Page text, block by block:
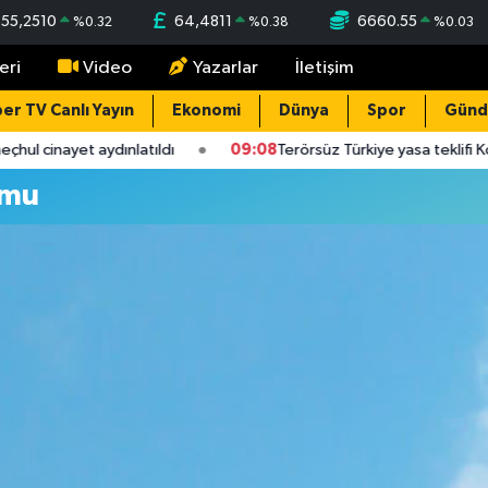
55,2510 %0.32 64,4811 %0.38 6660.55 %0.03
Video Yazarlar İletişim
TV Canlı Yayın Ekonomi Dünya Spor
cinayet aydınlatıldı 09:08Terörsüz Türkiye yasa teklifi